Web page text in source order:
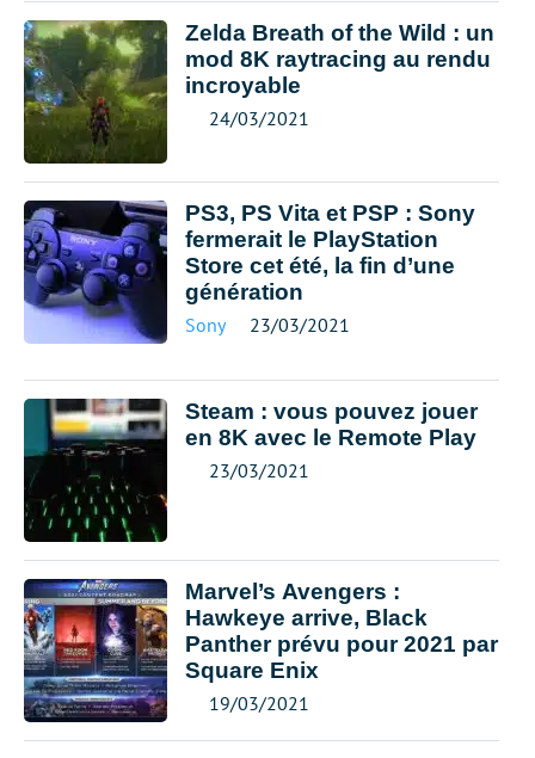
Zelda Breath of the Wild : un
mod 8K raytracing au rendu
incroyable
24/03/2021
PS3, PS Vita et PSP : Sony
fermerait le PlayStation
Store cet été, la fin d’une
génération
Sony 23/03/2021
Steam : vous pouvez jouer
en 8K avec le Remote Play
23/03/2021
Marvel’s Avengers :
Hawkeye arrive, Black
Panther prévu pour 2021 par
Square Enix
19/03/2021